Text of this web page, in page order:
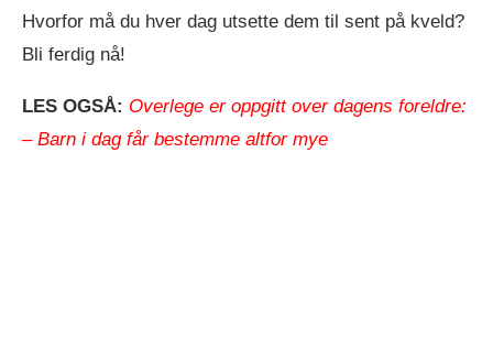
Hvorfor må du hver dag utsette dem til sent på kveld?
Bli ferdig nå!
LES OGSÅ: Overlege er oppgitt over dagens foreldre:
– Barn i dag får bestemme altfor mye